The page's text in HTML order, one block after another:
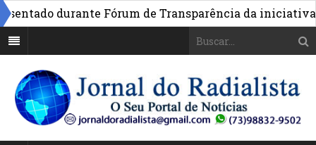
durante Fórum de Transparência da iniciativa em